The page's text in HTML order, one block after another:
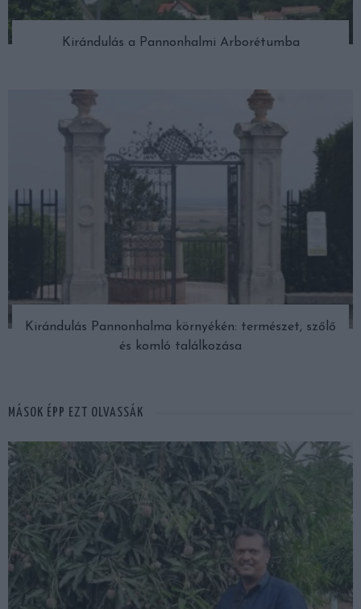
Kirándulás a Pannonhalmi Arborétumba
Kirándulás Pannonhalma környékén: természet, szőlő
és komló találkozása
MÁSOK ÉPP EZT OLVASSÁK